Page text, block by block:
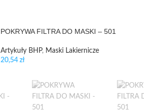
POKRYWA FILTRA DO MASKI – 501
Artykuły BHP, Maski Lakiernicze
20,54 zł